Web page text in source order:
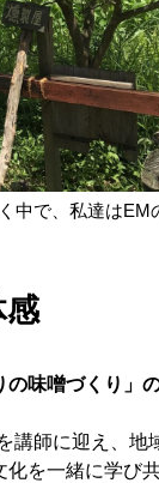
中で、私達はEM
の味噌づくり」
師に迎え、
を一緒に学び